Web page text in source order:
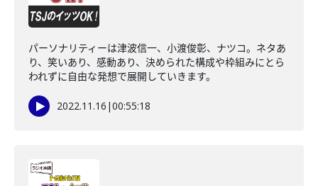
パーソナリティーは津波信一、小渡俊彰、ナツコ。ネタあ
り、笑いあり、感動あり、決められた構成や枠組みにとら
われずに自由な発想で展開していきます。
2022.11.16 |00:55:18